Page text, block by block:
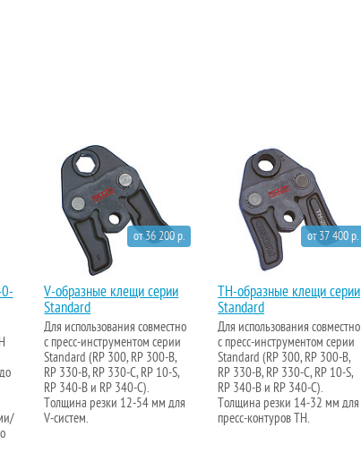
V-образные клещи серии
Standard
от 36 200 р.
Для использования совместно
с пресс-инструментом серии
Standard (RP 300, RP 300-B,
RP 330-B, RP 330-C, RP 10-S,
RP 340-B и RP 340-C).
Толщина резки 12-54 мм для
V-систем.
TH-образные клещи серии
Standard
от 37 400 р.
Для использования совместно
с пресс-инструментом серии
Standard (RP 300, RP 300-B,
RP 330-B, RP 330-C, RP 10-S,
RP 340-B и RP 340-C).
Толщина резки 14-32 мм для
пресс-контуров TH.